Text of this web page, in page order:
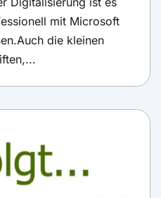
mit Microsoft
die kleinen